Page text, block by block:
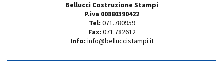
Bellucci Costruzione Stampi
P.iva 00880390422
Tel: 071.780959
Fax: 071.782612
Info: info@belluccistampi.it